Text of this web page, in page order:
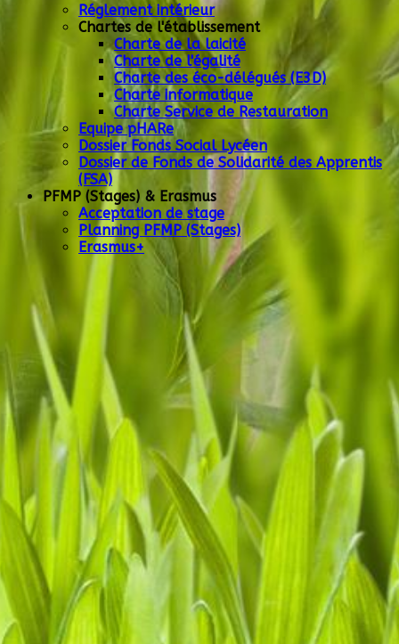
Réglement intérieur
Chartes de l'établissement
Charte de la laicité
Charte de l'égalité
Charte des éco-délégués (E3D)
Charte informatique
Charte Service de Restauration
Equipe pHARe
Dossier Fonds Social Lycéen
Dossier de Fonds de Solidarité des Apprentis
(FSA)
PFMP (Stages) & Erasmus
Acceptation de stage
Planning PFMP (Stages)
Erasmus+